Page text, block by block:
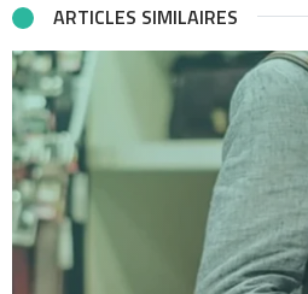
ARTICLES SIMILAIRES